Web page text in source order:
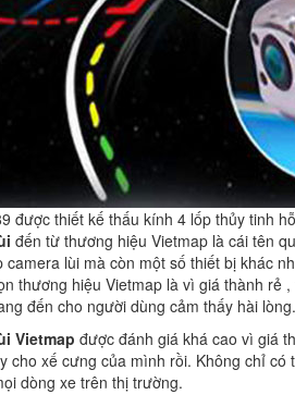
được thiết kế thấu kính 4 lốp thủy tinh
đến từ thương hiệu Vietmap là cái tên
camera lùi mà còn một số thiết bị khác
thương hiệu Vietmap là vì giá thành rẻ
đến cho người dùng cảm thấy hài lòng.
Vietmap được đánh giá khá cao vì giá
cho xế cưng của mình rồi. Không chỉ
dòng xe trên thị trường.